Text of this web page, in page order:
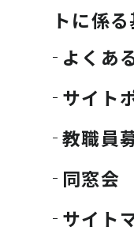
トに係
よくあ
サイト
教職員
同窓会
サイト